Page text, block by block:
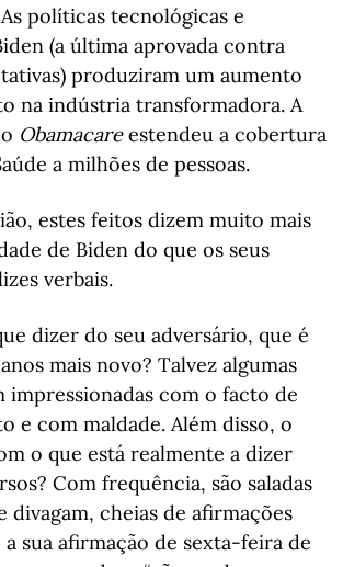
políticas tecnológicas e
(a última aprovada contra
produziram um aumento
na indústria transformadora. A
Obamacareestendeu a cobertura
a milhões de pessoas.
estes feitos dizem muito mais
de Biden do que os seus
verbais.
dizer do seu adversário, que é
mais novo? Talvez algumas
impressionadas com o facto de
e com maldade. Além disso, o
o que está realmente a dizer
Com frequência, são saladas
divagam, cheias de afirmações
sua afirmação de sexta-feira de